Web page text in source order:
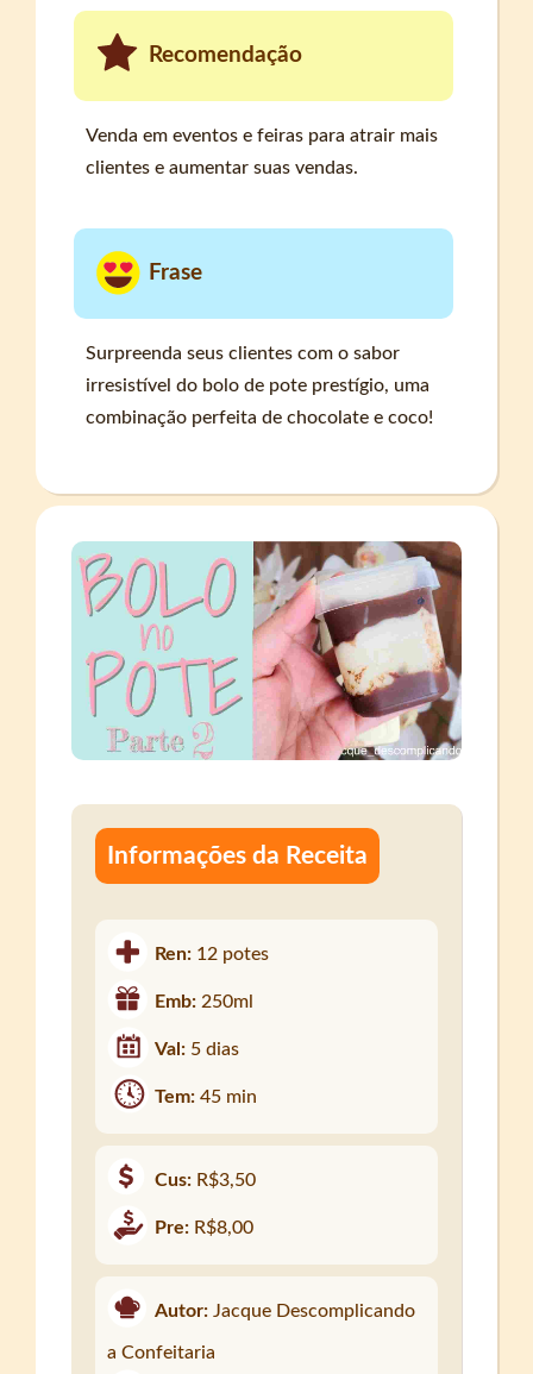
Recomendação
Venda em eventos e feiras para atrair mais
clientes e aumentar suas vendas.
Frase
Surpreenda seus clientes com o sabor
irresistível do bolo de pote prestígio, uma
combinação perfeita de chocolate e coco!
Informações da Receita
Ren: 12 potes
Emb: 250ml
Val: 5 dias
Tem:45 min
Cus: R$3,50
Pre: R$8,00
Autor: Jacque Descomplicando
a Confeitaria